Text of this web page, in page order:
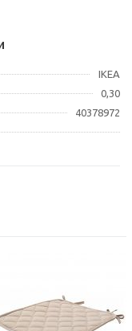
IKEA
0,30
40378972